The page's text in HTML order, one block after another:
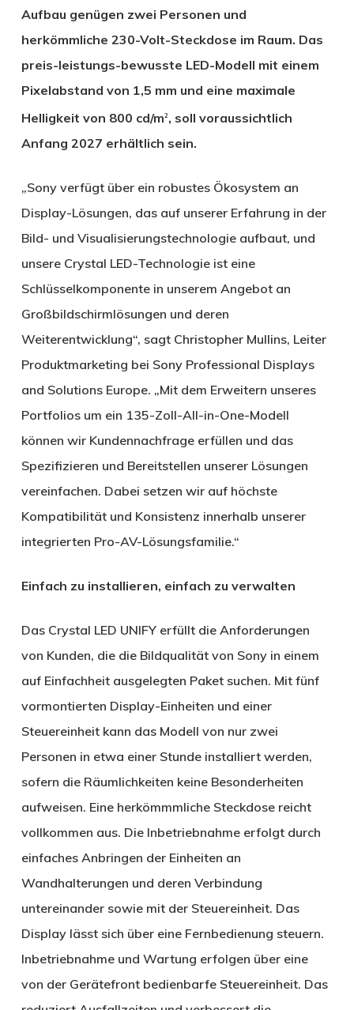
Aufbau genügen zwei Personen und
herkömmliche 230-Volt-Steckdose im Raum. Das
preis-leistungs-bewusste LED-Modell mit einem
Pixelabstand von 1,5 mm und eine maximale
Helligkeit von 800 cd/m2, soll voraussichtlich
Anfang 2027 erhältlich sein.
„Sony verfügt über ein robustes Ökosystem an
Display-Lösungen, das auf unserer Erfahrung in der
Bild- und Visualisierungstechnologie aufbaut, und
unsere Crystal LED-Technologie ist eine
Schlüsselkomponente in unserem Angebot an
Großbildschirmlösungen und deren
Weiterentwicklung“, sagt Christopher Mullins, Leiter
Produktmarketing bei Sony Professional Displays
and Solutions Europe. „Mit dem Erweitern unseres
Portfolios um ein 135-Zoll-All-in-One-Modell
können wir Kundennachfrage erfüllen und das
Spezifizieren und Bereitstellen unserer Lösungen
vereinfachen. Dabei setzen wir auf höchste
Kompatibilität und Konsistenz innerhalb unserer
integrierten Pro-AV-Lösungsfamilie.“
Einfach zu installieren, einfach zu verwalten
Das Crystal LED UNIFY erfüllt die Anforderungen
von Kunden, die die Bildqualität von Sony in einem
auf Einfachheit ausgelegten Paket suchen. Mit fünf
vormontierten Display-Einheiten und einer
Steuereinheit kann das Modell von nur zwei
Personen in etwa einer Stunde installiert werden,
sofern die Räumlichkeiten keine Besonderheiten
aufweisen. Eine herkömmmliche Steckdose reicht
vollkommen aus. Die Inbetriebnahme erfolgt durch
einfaches Anbringen der Einheiten an
Wandhalterungen und deren Verbindung
untereinander sowie mit der Steuereinheit. Das
Display lässt sich über eine Fernbedienung steuern.
Inbetriebnahme und Wartung erfolgen über eine
von der Gerätefront bedienbarfe Steuereinheit. Das